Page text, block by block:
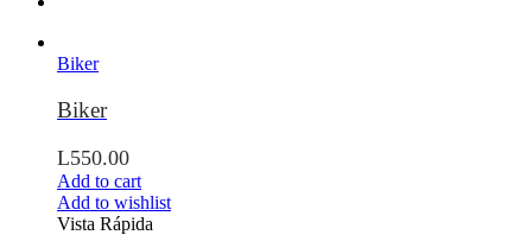
Biker
Biker
L550.00
Add to cart
Add to wishlist
Vista Rápida